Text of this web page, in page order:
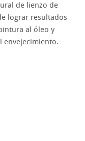
de lienzo de
lograr resultados
al óleo y
envejecimiento.